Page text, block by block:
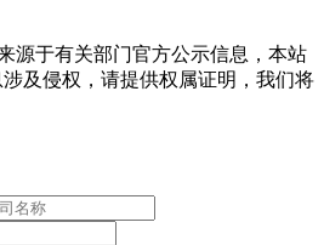
源于有关部门官方公示信息，本站
及侵权，请提供权属证明，我们将